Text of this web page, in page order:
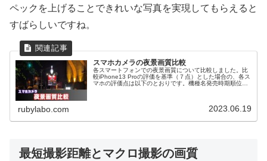
ペックを上げることできれいな写真を実現してもらえると
すばらしいですね。
スマホカメラの夜景画質比較
各スマートフォンでの夜景画質について比較しました。比
較iPhone13 Proの評価を基準（７点）とした場合の、各ス
マホの評価点は以下のとおりです。機種名発売時期順位評
rubylabo.com 2023.06.19
最短撮影距離とマクロ撮影の画質